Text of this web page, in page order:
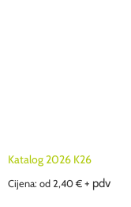
Katalog 2026 K26
Cijena: od 2,40 € + pdv